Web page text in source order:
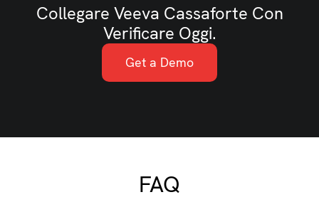
Collegare Veeva Cassaforte Con
Verificare Oggi.
Get a Demo
FAQ